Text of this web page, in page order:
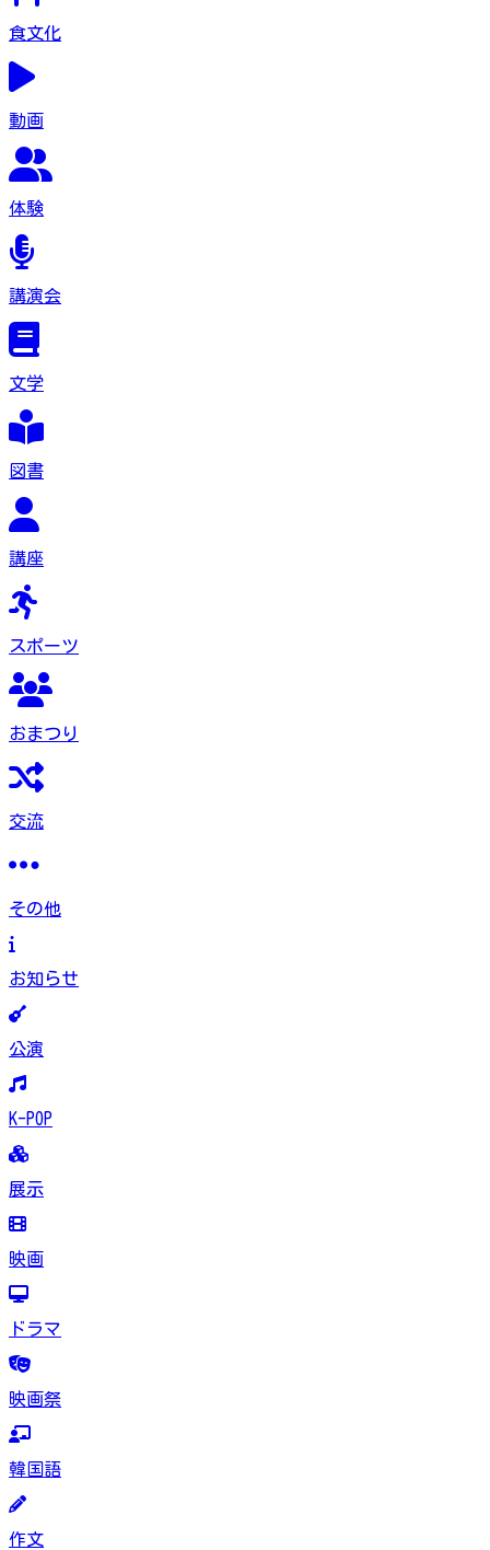
食文化
動画
体験
講演会
文学
図書
講座
スポーツ
おまつり
交流
その他
お知らせ
公演
K-POP
展示
映画
ドラマ
映画祭
韓国語
作文